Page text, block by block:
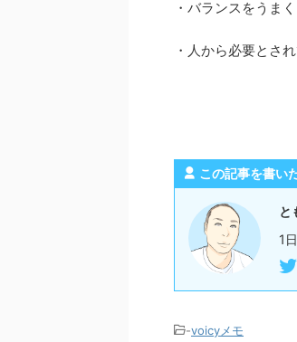
・バランスをうま
・人から必要とさ
この記事を書い
と
1
-voicyメモ